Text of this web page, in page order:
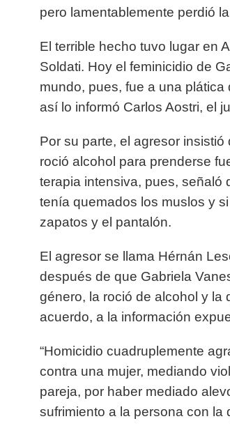
pero lamentablemente perdió
El terrible hecho tuvo lugar en
Soldati. Hoy el feminicidio de
mundo, pues, fue a una
así lo informó Carlos Aostri, el
Por su parte, el agresor
roció alcohol para prenderse
terapia intensiva, pues, señaló
tenía quemados los muslos y
zapatos y el pantalón.
El agresor se llama Hérnán
después de que Gabriela
género, la roció de alcohol y la
acuerdo, a la información
“Homicidio cuadruplemente
contra una mujer, mediando
pareja, por haber mediado
sufrimiento a la persona con la